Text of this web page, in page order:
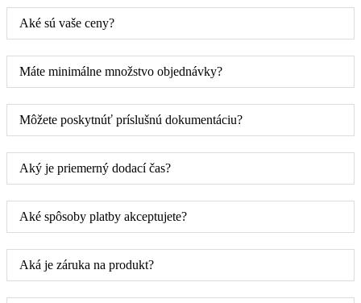
Aké sú vaše ceny?
Máte minimálne množstvo objednávky?
Môžete poskytnúť príslušnú dokumentáciu?
Aký je priemerný dodací čas?
Aké spôsoby platby akceptujete?
Aká je záruka na produkt?